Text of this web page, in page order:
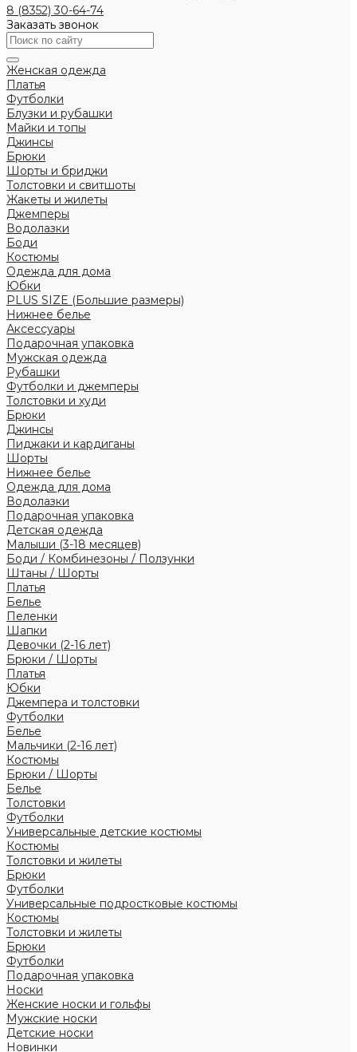
8 (8352) 30-64-74
Заказать звонок
Женская одежда
Платья
Футболки
Блузки и рубашки
Майки и топы
Джинсы
Брюки
Шорты и бриджи
Толстовки и свитшоты
Жакеты и жилеты
Джемперы
Водолазки
Боди
Костюмы
Одежда для дома
Юбки
PLUS SIZE (Большие размеры)
Нижнее белье
Аксессуары
Подарочная упаковка
Мужская одежда
Рубашки
Футболки и джемперы
Толстовки и худи
Брюки
Джинсы
Пиджаки и кардиганы
Шорты
Нижнее белье
Одежда для дома
Водолазки
Подарочная упаковка
Детская одежда
Малыши (3-18 месяцев)
Боди / Комбинезоны / Ползунки
Штаны / Шорты
Платья
Белье
Пеленки
Шапки
Девочки (2-16 лет)
Брюки / Шорты
Платья
Юбки
Джемпера и толстовки
Футболки
Белье
Мальчики (2-16 лет)
Костюмы
Брюки / Шорты
Белье
Толстовки
Футболки
Универсальные детские костюмы
Костюмы
Толстовки и жилеты
Брюки
Футболки
Универсальные подростковые костюмы
Костюмы
Толстовки и жилеты
Брюки
Футболки
Подарочная упаковка
Носки
Женские носки и гольфы
Мужские носки
Детские носки
Новинки